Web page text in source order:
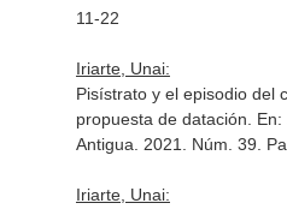
11-22
Iriarte, Unai:
Pisístrato y el episodio del
propuesta de datación. En:
Antigua . 2021. Núm. 39.
Iriarte, Unai: